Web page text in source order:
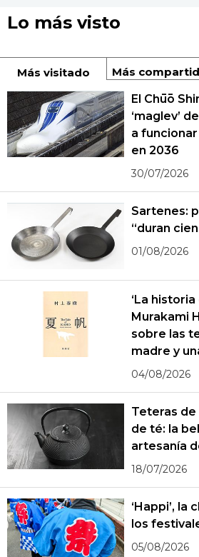
Lo más visto
Más visitado Más
El Chūō
‘maglev’
a
en 2036
30/07/2026
Sartenes:
“duran
01/08/2026
‘La historia
Murakami
sobre las
madre y
04/08/2026
Teteras
de té: la
artesanía
18/07/2026
‘Happi’, la
los
05/08/2026